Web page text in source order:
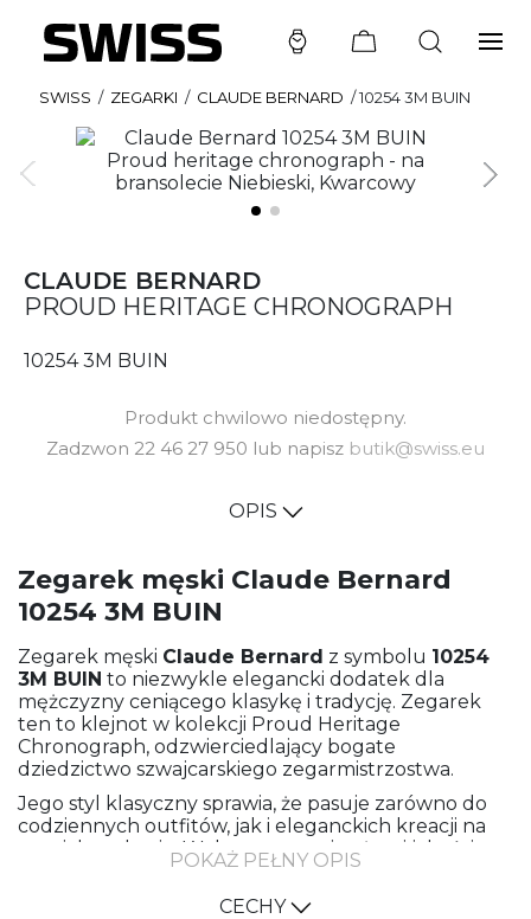
SWISS / ZEGARKI / CLAUDE BERNARD /10254 3M BUIN
CLAUDE BERNARD
PROUD HERITAGE CHRONOGRAPH
10254 3M BUIN
Produkt chwilowo niedostępny.
Zadzwon 22 46 27 950 lub napisz butik@swiss.eu
OPIS
Zegarek męski Claude Bernard
10254 3M BUIN
Zegarek męski Claude Bernard z symbolu 10254
3M BUIN to niezwykle elegancki dodatek dla
mężczyzny ceniącego klasykę i tradycję. Zegarek
ten to klejnot w kolekcji Proud Heritage
Chronograph, odzwierciedlający bogate
dziedzictwo szwajcarskiego zegarmistrzostwa.
Jego styl klasyczny sprawia, że pasuje zarówno do
codziennych outfitów, jak i eleganckich kreacji na
specjalne okazje. Wykonany z najwyższej jakości
materiałów, bransoletę oraz kopertę zegarka zdobi
stal, nadając mu trwałość i ponadczasowy wygląd.
POKAŻ PEŁNY OPIS
CECHY